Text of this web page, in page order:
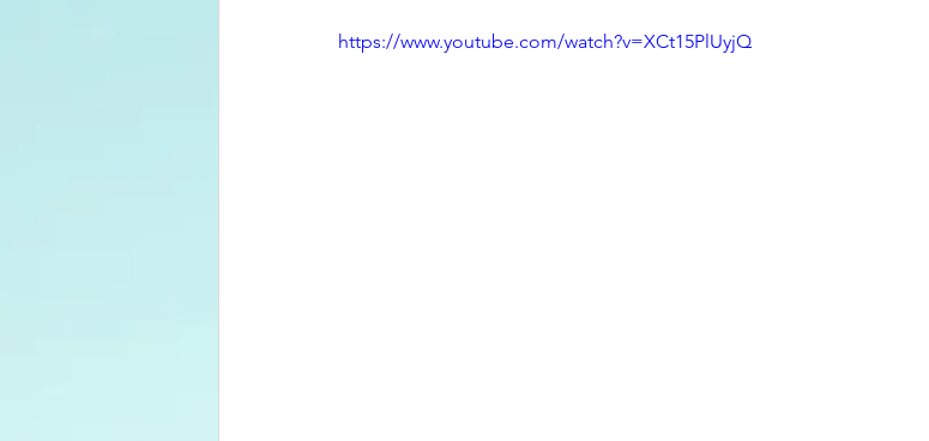
https://www.youtube.com/watch?v=XCt15PlUyjQ